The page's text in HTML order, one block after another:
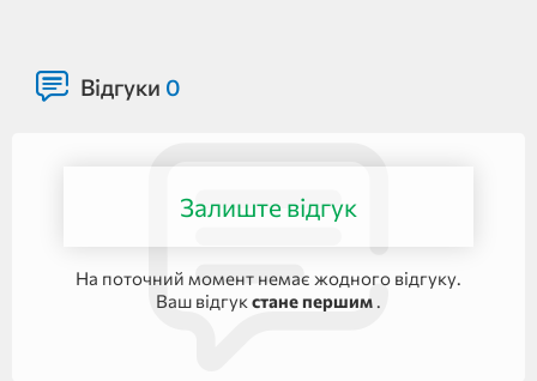
Відгуки 0
Залиште відгук
На поточний момент немає жодного відгуку.
Ваш відгук стане першим .